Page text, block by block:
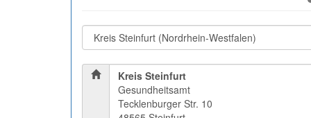
Kreis Steinfurt
Gesundheitsamt
Tecklenburger Str. 10